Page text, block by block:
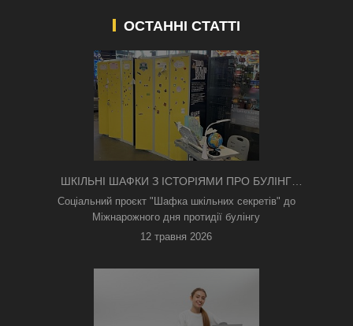
ОСТАННІ СТАТТІ
ШКІЛЬНІ ШАФКИ З ІСТОРІЯМИ ПРО БУЛІНГ
З'ЯВИЛИСЯ В КИЄВІ
Соціальний проєкт "Шафка шкільних секретів" до
Міжнарожного дня протидії булінгу
12 травня 2026